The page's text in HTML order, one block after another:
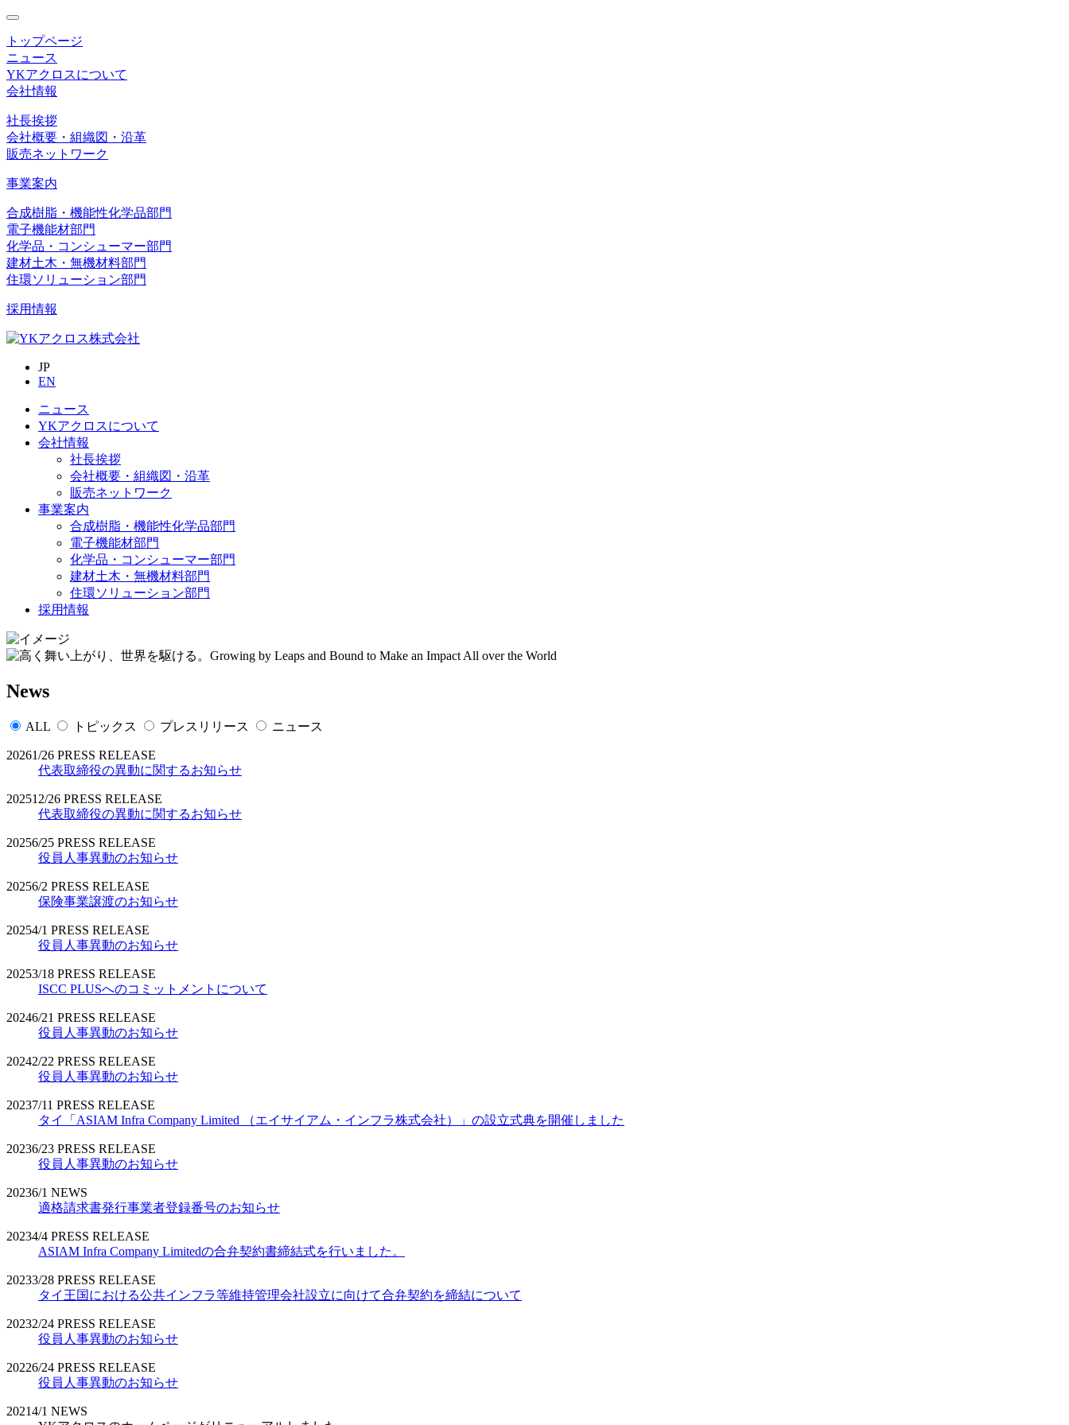
toggle
navigation
トップページ
ニュース
YKアクロスについて
会社情報
社長挨拶
会社概要・組織図・沿革
販売ネットワーク
事業案内
合成樹脂・機能性化学品部門
電子機能材部門
化学品・コンシューマー部門
建材土木・無機材料部門
住環ソリューション部門
採用情報
JP
EN
ニュース
YKアクロスについて
会社情報
社長挨拶
会社概要・組織図・沿革
販売ネットワーク
事業案内
合成樹脂・機能性化学品部門
電子機能材部門
化学品・コンシューマー部門
建材土木・無機材料部門
住環ソリューション部門
採用情報
News
ALL トピックス プレスリリース ニュース
20261/26 PRESS RELEASE
代表取締役の異動に関するお知らせ
202512/26 PRESS RELEASE
代表取締役の異動に関するお知らせ
20256/25 PRESS RELEASE
役員人事異動のお知らせ
20256/2 PRESS RELEASE
保険事業譲渡のお知らせ
20254/1 PRESS RELEASE
役員人事異動のお知らせ
20253/18 PRESS RELEASE
ISCC PLUSへのコミットメントについて
20246/21 PRESS RELEASE
役員人事異動のお知らせ
20242/22 PRESS RELEASE
役員人事異動のお知らせ
20237/11 PRESS RELEASE
タイ「ASIAM Infra Company Limited （エイサイアム・インフラ株式会社）」の設立式典を開催しました
20236/23 PRESS RELEASE
役員人事異動のお知らせ
20236/1 NEWS
適格請求書発行事業者登録番号のお知らせ
20234/4 PRESS RELEASE
ASIAM Infra Company Limitedの合弁契約書締結式を行いました。
20233/28 PRESS RELEASE
タイ王国における公共インフラ等維持管理会社設立に向けて合弁契約を締結について
20232/24 PRESS RELEASE
役員人事異動のお知らせ
20226/24 PRESS RELEASE
役員人事異動のお知らせ
20214/1 NEWS